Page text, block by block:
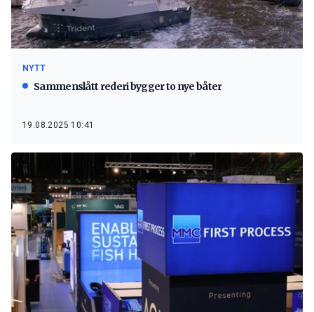
NYTT
Sammenslått rederi bygger to nye båter
19.08.2025 10:41